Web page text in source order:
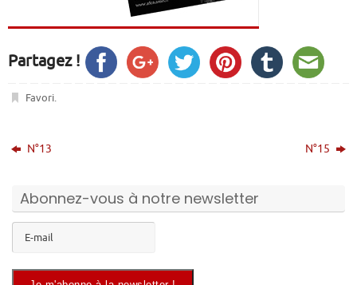
Partagez !
Favori.
N°13 N°15
Abonnez-vous à notre newsletter